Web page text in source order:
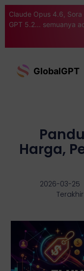
Claude Opus 4.6, Sora
GPT 5.2... semuanya
GlobalGPT
Harga,
2026-03-25